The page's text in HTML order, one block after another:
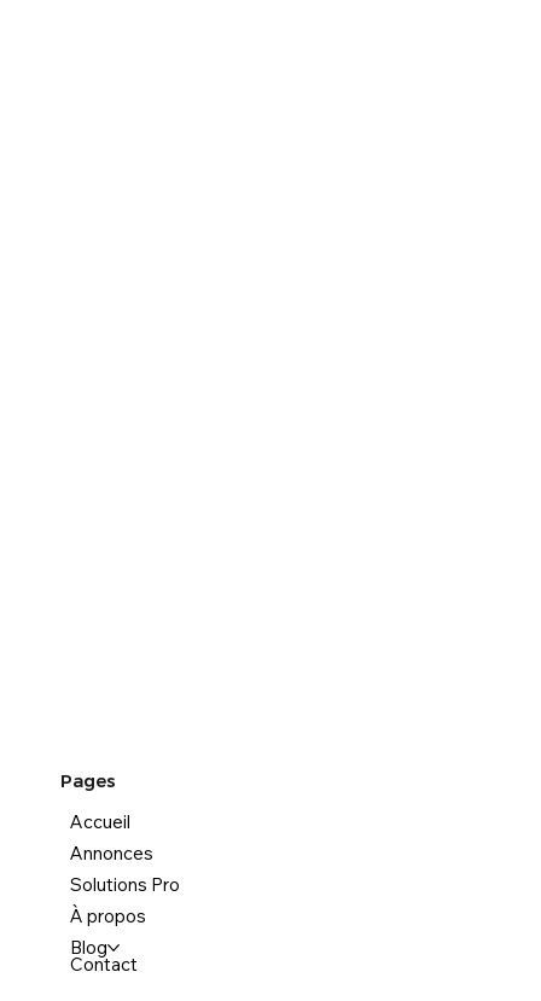
Pages
Accueil
Annonces
Solutions Pro
À propos
Blog
Contact